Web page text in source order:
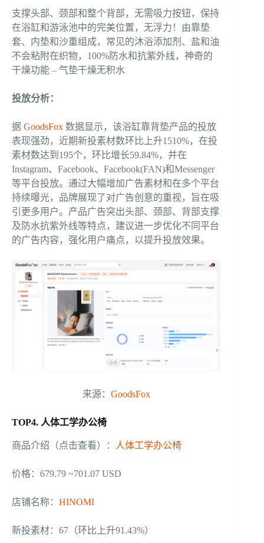
支撑头部、颈部和整个背部，无需吸力按钮，保持
在浴缸和游泳池中的完美位置，无浮力！由靠垫
套、内垫和沙重组成，常见的沐浴添加剂、盐和油
不会粘附在织物，100%防水和抗紫外线，神奇的
干燥功能 – 气垫干燥无积水
投放分析：
据 GoodsFox 数据显示，该浴缸靠背垫产品的投放
表现强劲，近期新投素材数环比上升1510%，在投
素材数达到195个，环比增长59.84%，并在
Instagram、Facebook、Facebook(FAN)和Messenger
等平台投放。通过大幅增加广告素材和在多个平台
持续曝光，品牌展现了对广告创意的重视，旨在吸
引更多用户。产品广告突出头部、颈部、背部支撑
及防水抗紫外线等特点，建议进一步优化不同平台
的广告内容，强化用户痛点，以提升投放效果。
来源： GoodsFox
TOP4. 人体工学办公椅
商品介绍（点击查看）： 人体工学办公椅
价格：679.79 ~701.07 USD
店铺名称： HINOMI
新投素材：67（环比上升91.43%）